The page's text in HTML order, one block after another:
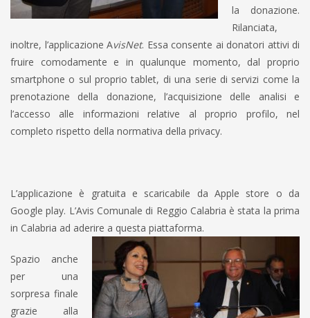
la donazione.
Rilanciata,
inoltre, l’applicazione AvisNet. Essa consente ai donatori attivi di
fruire comodamente e in qualunque momento, dal proprio
smartphone o sul proprio tablet, di una serie di servizi come la
prenotazione della donazione, l’acquisizione delle analisi e
l’accesso alle informazioni relative al proprio profilo, nel
completo rispetto della normativa della privacy.
L’applicazione è gratuita e scaricabile da Apple store o da
Google play. L’Avis Comunale di Reggio Calabria è stata la prima
in Calabria ad aderire a questa piattaforma.
Spazio anche
per una
sorpresa finale
grazie alla